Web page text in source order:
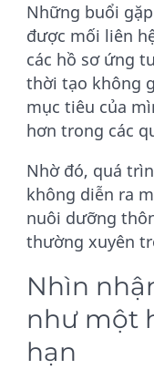
Những buổi
được mối liên
các hồ sơ ứng
thời tạo không
mục tiêu của
hơn trong các
Nhờ đó, quá
không diễn ra
nuôi dưỡng
thường xuyên
Nhìn
như một
hạn